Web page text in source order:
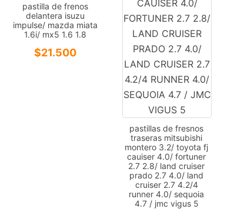
pastilla de frenos
delantera isuzu
impulse/ mazda miata
1.6i/ mx5 1.6 1.8
$21.500
pastillas de fresnos
traseras mitsubishi
montero 3.2/ toyota fj
cauiser 4.0/ fortuner
2.7 2.8/ land cruiser
prado 2.7 4.0/ land
cruiser 2.7 4.2/4
runner 4.0/ sequoia
4.7 / jmc vigus 5